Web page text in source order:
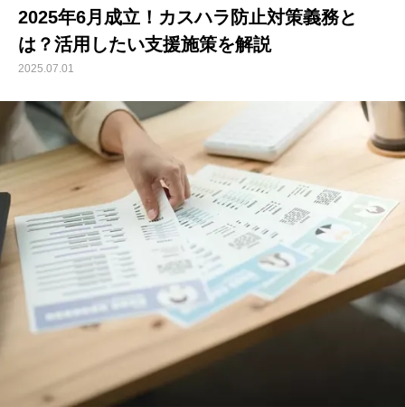
2025年6月成立！カスハラ防止対策義務と
は？活用したい支援施策を解説
2025.07.01